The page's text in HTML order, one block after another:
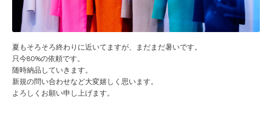
夏もそろそろ終わりに近いてますが、まだまだ暑いです。
只今80%の依頼です。
随時納品していきます。
新規の問い合わせなど大変嬉しく思います。
よろしくお願い申し上げます。